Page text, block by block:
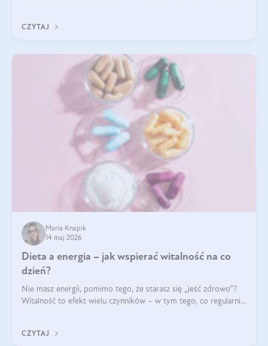
zwiększa masę
CZYTAJ
Maria Knapik
14 maj 2026
Dieta a energia – jak wspierać witalność na co
dzień?
Nie masz energii, pomimo tego, że starasz się „jeść zdrowo”?
Witalność to efekt wielu czynników – w tym tego, co regularnie
CZYTAJ